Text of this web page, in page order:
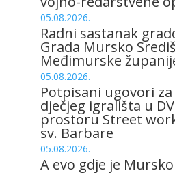
05.08.2026.
Radni sastanak
Grada Mursko
Međimurske
05.08.2026.
Potpisani ugovori
dječjeg igrališta u
prostoru Street
sv. Barbare
05.08.2026.
A evo gdje je Mursko